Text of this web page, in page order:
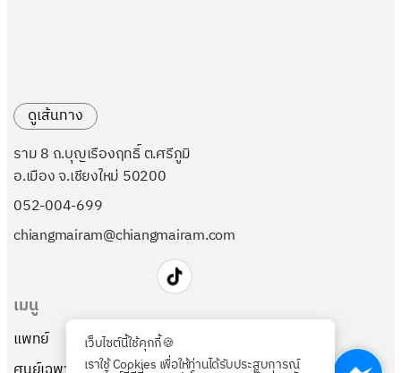
เว็บไซต์นี้ใช้คุกกี้🍪
เราใช้ Cookies เพื่อให้ท่านได้รับประสบการณ์
เมนู
แพทย์
ดูเส้นทาง
ราม 8 ถ.บุญเรืองฤทธิ์ ต.ศรีภูมิ
อ.เมือง จ.เชียงใหม่ 50200
052-004-699
chiangmairam@chiangmairam.com